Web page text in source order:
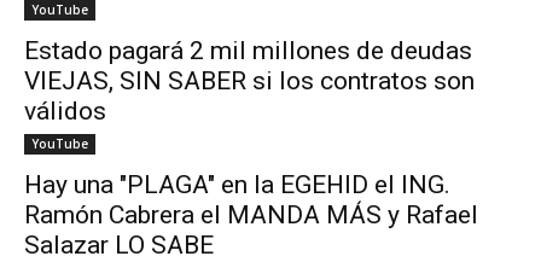
YouTube
Estado pagará 2 mil millones de deudas
VIEJAS, SIN SABER si los contratos son
válidos
YouTube
Hay una "PLAGA" en la EGEHID el ING.
Ramón Cabrera el MANDA MÁS y Rafael
Salazar LO SABE